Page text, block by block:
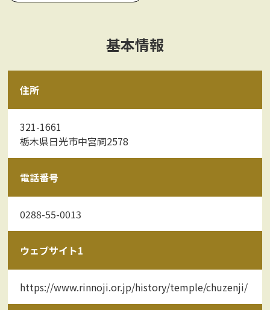
基本情報
住所
321-1661
栃木県日光市中宮祠2578
電話番号
0288-55-0013
ウェブサイト1
https://www.rinnoji.or.jp/history/temple/chuzenji/